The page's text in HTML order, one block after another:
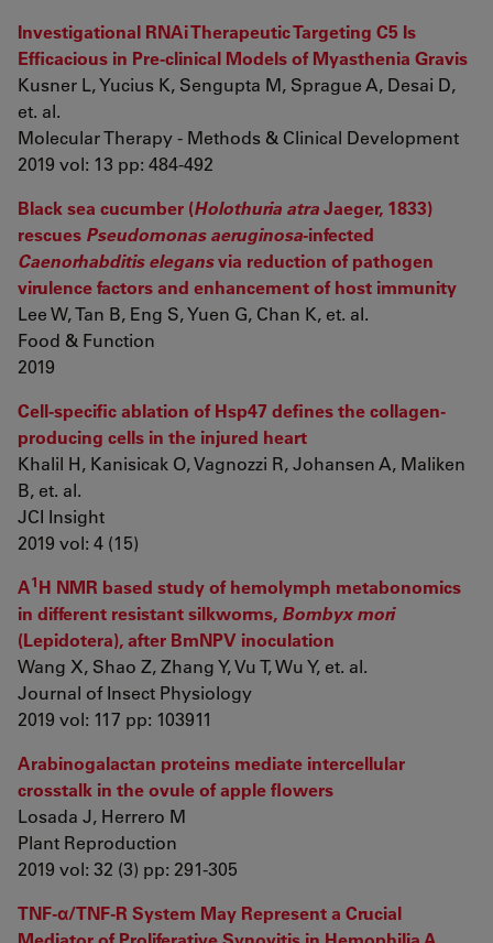
Investigational RNAi Therapeutic Targeting C5 Is
Efficacious in Pre-clinical Models of Myasthenia Gravis
Kusner L, Yucius K, Sengupta M, Sprague A, Desai D,
et. al.
Molecular Therapy - Methods & Clinical Development
2019 vol: 13 pp: 484-492
Black sea cucumber (Holothuria atraJaeger, 1833)
rescues Pseudomonas aeruginosa-infected
Caenorhabditis elegansvia reduction of pathogen
virulence factors and enhancement of host immunity
Lee W, Tan B, Eng S, Yuen G, Chan K, et. al.
Food & Function
2019
Cell-specific ablation of Hsp47 defines the collagen-
producing cells in the injured heart
Khalil H, Kanisicak O, Vagnozzi R, Johansen A, Maliken
B, et. al.
JCI Insight
2019 vol: 4 (15)
A1H NMR based study of hemolymph metabonomics
in different resistant silkworms, Bombyx mori
(Lepidotera), after BmNPV inoculation
Wang X, Shao Z, Zhang Y, Vu T, Wu Y, et. al.
Journal of Insect Physiology
2019 vol: 117 pp: 103911
Arabinogalactan proteins mediate intercellular
crosstalk in the ovule of apple flowers
Losada J, Herrero M
Plant Reproduction
2019 vol: 32 (3) pp: 291-305
TNF-α/TNF-R System May Represent a Crucial